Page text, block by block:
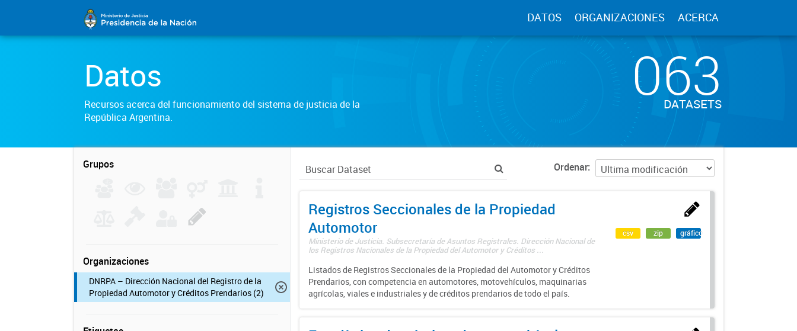
DATOS ORGANIZACIONES ACERCA
Datos
Recursos acerca del funcionamiento del sistema de justicia de la
República Argentina.
063
DATASETS
Grupos
Organizaciones
DNRPA – Dirección Nacional del Registro de la
Propiedad Automotor y Créditos Prendarios (2)
Ordenar
Registros Seccionales de la Propiedad
Automotor
Ministerio de Justicia. Subsecretaría de Asuntos Registrales. Dirección Nacional de
los Registros Nacionales de la Propiedad del Automotor y Créditos ...
Listados de Registros Seccionales de la Propiedad del Automotor y Créditos
Prendarios, con competencia en automotores, motovehículos, maquinarias
agrícolas, viales e industriales y de créditos prendarios de todo el país.
csv zip gráfico